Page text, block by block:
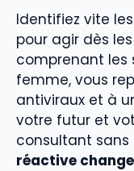
Identifiez vite
pour agir dès
comprenant les
femme, vous
antiviraux et à
votre futur et
consultant sans
réactive